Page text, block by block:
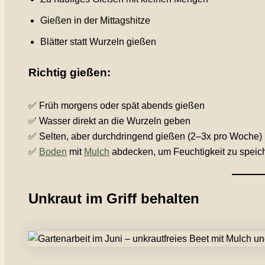
Gießen in der Mittagshitze
Blätter statt Wurzeln gießen
Richtig gießen:
✅ Früh morgens oder spät abends gießen
✅ Wasser direkt an die Wurzeln geben
✅ Selten, aber durchdringend gießen (2–3x pro Woche)
✅ Boden mit Mulch abdecken, um Feuchtigkeit zu
Unkraut im Griff behalten